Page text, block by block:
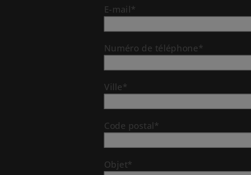
E-mail*
Numéro de téléphone*
Ville*
Code postal*
Objet*